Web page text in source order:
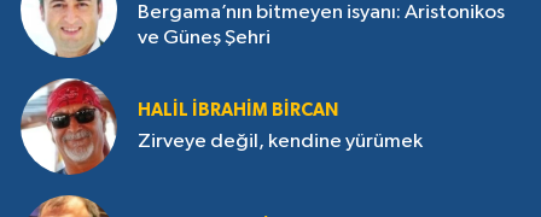
Bergama’nın bitmeyen isyanı: Aristonikos
ve Güneş Şehri
HALIL İBRAHIM BIRCAN
Zirveye değil, kendine yürümek